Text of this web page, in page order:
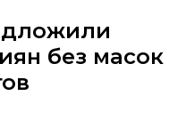
без масок